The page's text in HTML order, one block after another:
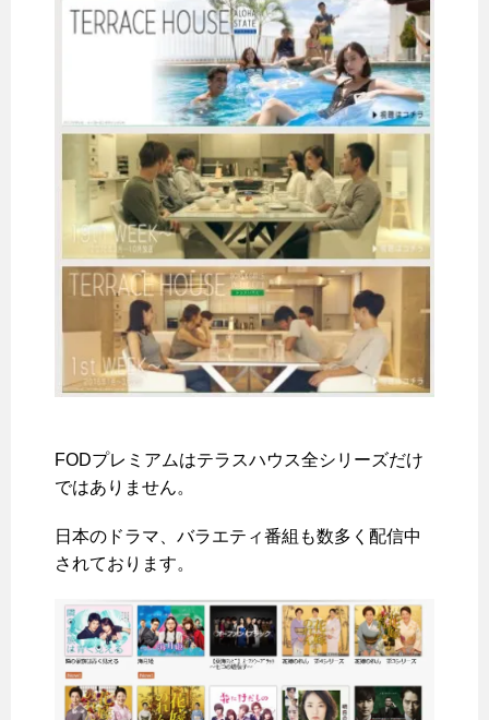
FODプレミアムはテラスハウス全シリーズだけ
ではありません。
日本のドラマ、バラエティ番組も数多く配信中
されております。